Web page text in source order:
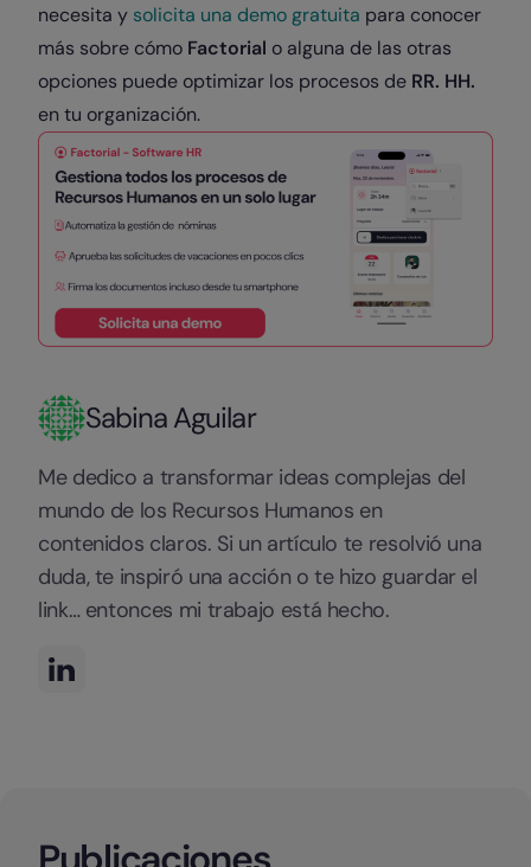
necesita y solicita una demo gratuita para conocer
más sobre cómo Factorial o alguna de las otras
opciones puede optimizar los procesos de RR. HH.
en tu organización.
Sabina Aguilar
Me dedico a transformar ideas complejas del
mundo de los Recursos Humanos en
contenidos claros. Si un artículo te resolvió una
duda, te inspiró una acción o te hizo guardar el
link… entonces mi trabajo está hecho.